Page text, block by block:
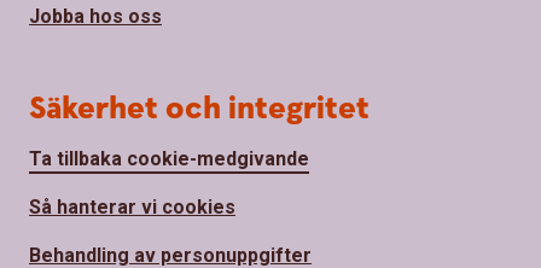
Jobba hos oss
Säkerhet och integritet
Ta tillbaka cookie-medgivande
Så hanterar vi cookies
Behandling av personuppgifter